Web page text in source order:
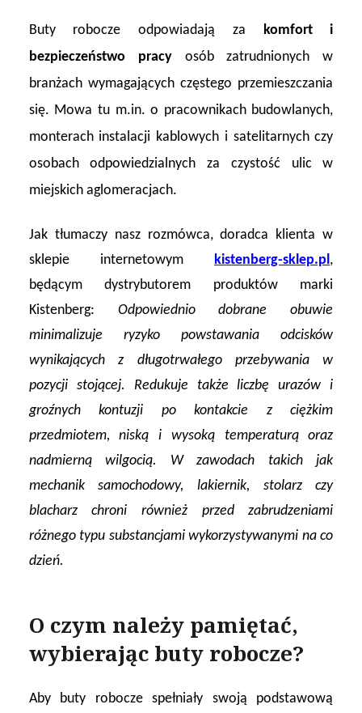
Buty robocze odpowiadają za komfort i
bezpieczeństwo pracyosób zatrudnionych w
branżach wymagających częstego przemieszczania
się. Mowa tu m.in. o pracownikach budowlanych,
monterach instalacji kablowych i satelitarnych czy
osobach odpowiedzialnych za czystość ulic w
miejskich aglomeracjach.
Jak tłumaczy nasz rozmówca, doradca klienta w
sklepie internetowym kistenberg-sklep.pl,
będącym dystrybutorem produktów marki
Kistenberg: Odpowiednio dobrane obuwie
minimalizuje ryzyko powstawania odcisków
wynikających z długotrwałego przebywania w
pozycji stojącej. Redukuje także liczbę urazów i
groźnych kontuzji po kontakcie z ciężkim
przedmiotem, niską i wysoką temperaturą oraz
nadmierną wilgocią. W zawodach takich jak
mechanik samochodowy, lakiernik, stolarz czy
blacharz chroni również przed zabrudzeniami
różnego typu substancjami wykorzystywanymi na co
dzień.
O czym należy pamiętać,
wybierając buty robocze?
Aby buty robocze spełniały swoją podstawową